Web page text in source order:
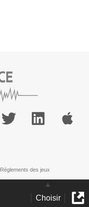
Choisir
Règlements des jeux